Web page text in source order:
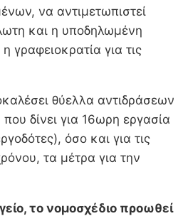
να αντιμετωπιστεί
και η υποδηλωμένη
γραφειοκρατία για τις
θύελλα αντιδράσεων
δίνει για 16ωρη εργασία
όσο και για τις
τα μέτρα για την
το νομοσχέδιο προωθεί